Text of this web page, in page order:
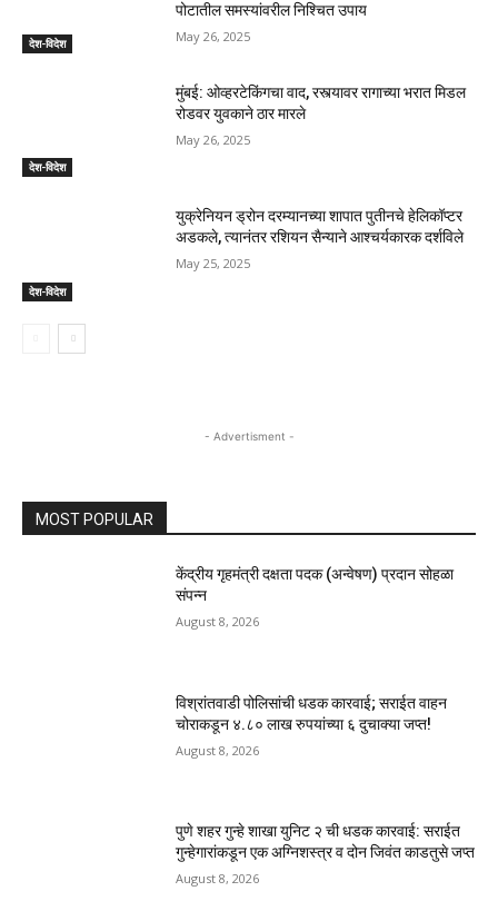
देश-विदेश
पोटातील समस्यांवरील निश्चित उपाय
May 26, 2025
देश-विदेश
मुंबई: ओव्हरटेकिंगचा वाद, रस्त्यावर रागाच्या भरात मिडल
रोडवर युवकाने ठार मारले
May 26, 2025
देश-विदेश
युक्रेनियन ड्रोन दरम्यानच्या शापात पुतीनचे हेलिकॉप्टर
अडकले, त्यानंतर रशियन सैन्याने आश्चर्यकारक दर्शविले
May 25, 2025
- Advertisment -
MOST POPULAR
केंद्रीय गृहमंत्री दक्षता पदक (अन्वेषण) प्रदान सोहळा
संपन्न
August 8, 2026
विश्रांतवाडी पोलिसांची धडक कारवाई; सराईत वाहन
चोराकडून ४.८० लाख रुपयांच्या ६ दुचाक्या जप्त!
August 8, 2026
पुणे शहर गुन्हे शाखा युनिट २ ची धडक कारवाई: सराईत
गुन्हेगारांकडून एक अग्निशस्त्र व दोन जिवंत काडतुसे जप्त
August 8, 2026